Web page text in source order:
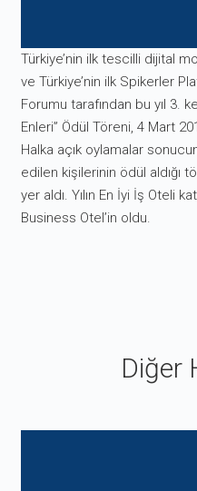
Türkiye’nin ilk tescilli dijital
ve Türkiye’nin ilk Spikerler
Forumu tarafından bu yıl 3.
Enleri” Ödül Töreni, 4 Mart
Halka açık oylamalar
edilen kişilerinin ödül aldığı
yer aldı. Yılın En İyi İş Oteli
Business Otel’in oldu.
Diğer